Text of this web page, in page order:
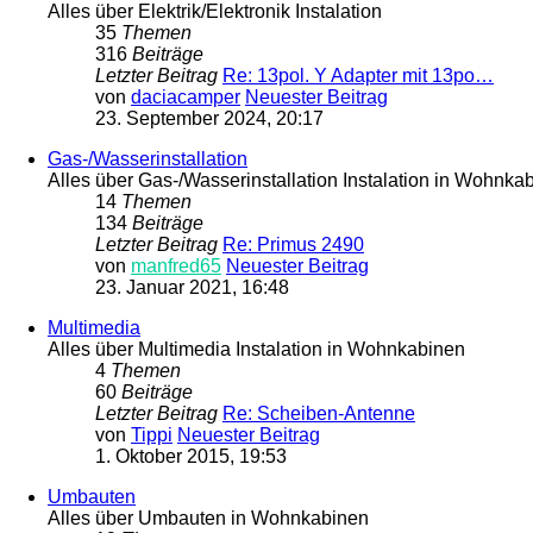
Alles über Elektrik/Elektronik Instalation
35 Themen
316 Beiträge
Letzter Beitrag Re: 13pol. Y Adapter mit 13po…
von daciacamper Neuester Beitrag
23. September 2024, 20:17
Gas-/Wasserinstallation
Alles über Gas-/Wasserinstallation Instalation in
14 Themen
134 Beiträge
Letzter Beitrag Re: Primus 2490
von manfred65 Neuester Beitrag
23. Januar 2021, 16:48
Multimedia
Alles über Multimedia Instalation in Wohnkabinen
4 Themen
60 Beiträge
Letzter Beitrag Re: Scheiben-Antenne
von Tippi Neuester Beitrag
1. Oktober 2015, 19:53
Umbauten
Alles über Umbauten in Wohnkabinen